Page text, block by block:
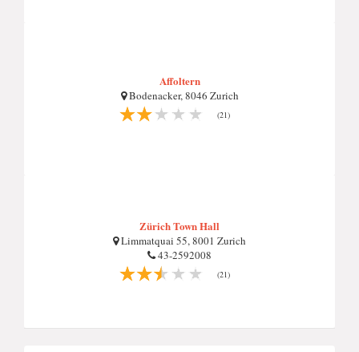
Affoltern
Bodenacker, 8046 Zurich
(21)
Zürich Town Hall
Limmatquai 55, 8001 Zurich
43-2592008
(21)